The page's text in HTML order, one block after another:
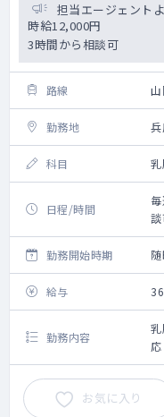
担当エージェント
時給12,000円
3時間から相談可
路線
勤務地
科目
日程/時間
勤務開始時期
給与
勤務内容
お気に入り